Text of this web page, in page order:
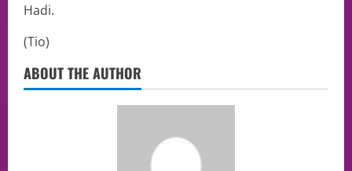
Hadi.
(Tio)
ABOUT THE AUTHOR